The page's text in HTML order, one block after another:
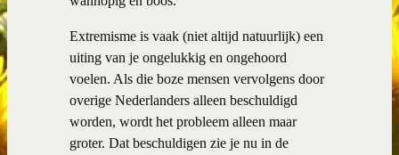
Extremisme is vaak (niet altijd natuurlijk) een
uiting van je ongelukkig en ongehoord
voelen. Als die boze mensen vervolgens door
overige Nederlanders alleen beschuldigd
worden, wordt het probleem alleen maar
groter. Dat beschuldigen zie je nu in de